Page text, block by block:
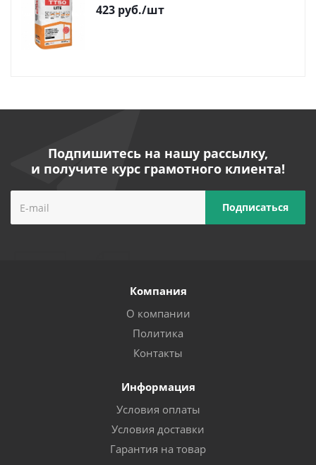
423 руб./шт
Подпишитесь на нашу рассылку,
и получите курс грамотного клиента!
Компания
О компании
Политика
Контакты
Информация
Условия оплаты
Условия доставки
Гарантия на товар